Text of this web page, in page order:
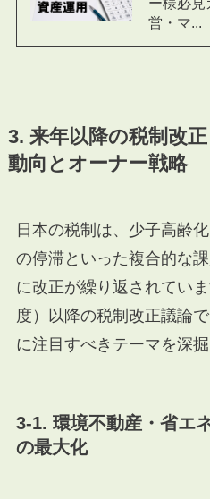
営・マ...
3. 来年以降の税制改
動向とオーナー戦略
日本の税制は、少子高齢
の停滞といった複合的な
に改正が繰り返されてい
度）以降の税制改正議論
に注目すべきテーマを深掘
3-1. 環境不動産・省エ
の最大化